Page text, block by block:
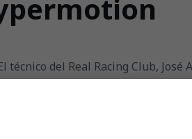
del Real Racing Club, José